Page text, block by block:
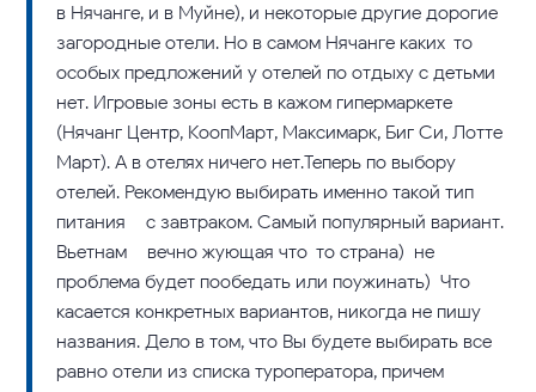
в Нячанге, и в Муйне), и некоторые другие дорогие
загородные отели. Но в самом Нячанге каких-то
особых предложений у отелей по отдыху с детьми
нет. Игровые зоны есть в кажом гипермаркете
(Нячанг Центр, КоопМарт, Максимарк, Биг Си, Лотте
Март). А в отелях ничего нет.Теперь по выбору
отелей. Рекомендую выбирать именно такой тип
питания – с завтраком. Самый популярный вариант.
Вьетнам – вечно жующая что-то страна) не
проблема будет пообедать или поужинать) Что
касается конкретных вариантов, никогда не пишу
названия. Дело в том, что Вы будете выбирать все
равно отели из списка туроператора, причем